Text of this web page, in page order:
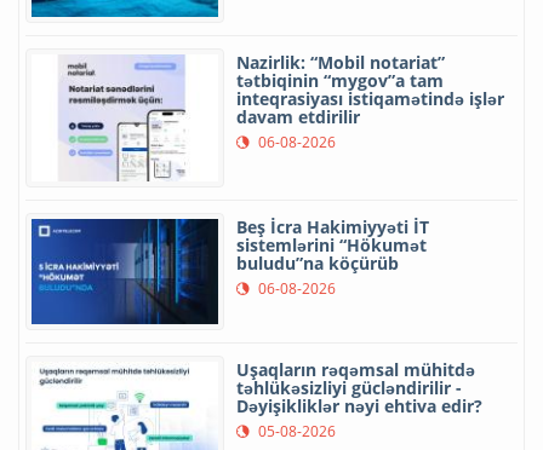
Nazirlik: “Mobil notariat”
tətbiqinin “mygov”a tam
inteqrasiyası istiqamətində işlər
davam etdirilir
06-08-2026
Beş İcra Hakimiyyəti İT
sistemlərini “Hökumət
buludu”na köçürüb
06-08-2026
Uşaqların rəqəmsal mühitdə
təhlükəsizliyi gücləndirilir -
Dəyişikliklər nəyi ehtiva edir?
05-08-2026